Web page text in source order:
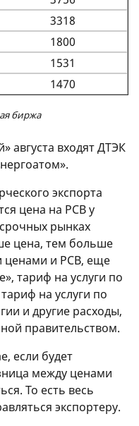
3318
1800
1531
1470
биржа
августа входят ДТЭК
экспорта
цена на РСВ у
рынках
цена, тем больше
ценами и РСВ, еще
тариф на услуги по
на услуги по
и другие расходы,
правительством.
если будет
между ценами
То есть весь
экспортеру.